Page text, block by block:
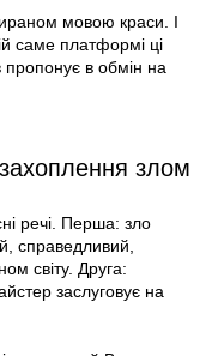
мовою краси. І
саме платформі ці
пропонує в обмін на
злом
речі. Перша: зло
справедливий,
світу. Друга:
заслуговує на